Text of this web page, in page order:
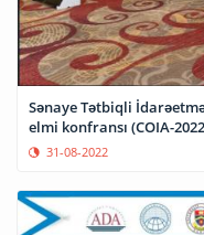
Sənaye Tətbiqli
elmi konfransı (COIA-
31-08-2022